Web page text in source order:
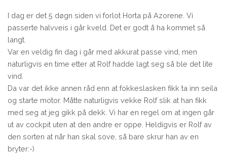
I dag er det 5 døgn siden vi forlot Horta på Azorene. Vi
passerte halvveis i går kveld. Det er godt å ha kommet så
langt.
Var en veldig fin dag i går med akkurat passe vind, men
naturligvis en time etter at Rolf hadde lagt seg så ble det lite
vind.
Da var det ikke annen råd enn at fokkeslasken fikk ta inn seila
og starte motor. Måtte naturligvis vekke Rolf slik at han fikk
med seg at jeg gikk på dekk. Vi har en regel om at ingen går
ut av cockpit uten at den andre er oppe. Heldigvis er Rolf av
den sorten at når han skal sove, så bare skrur han av en
bryter:-)